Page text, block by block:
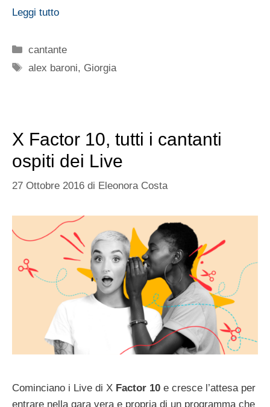
Leggi tutto
Categorie
cantante
Tag
alex baroni, Giorgia
X Factor 10, tutti i cantanti
ospiti dei Live
27 Ottobre 2016 di Eleonora Costa
Cominciano i Live di X Factor 10 e cresce l’attesa per
entrare nella gara vera e propria di un programma che